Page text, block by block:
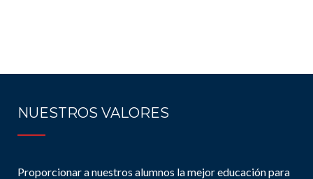
NUESTROS VALORES
Proporcionar a nuestros alumnos la mejor educación para